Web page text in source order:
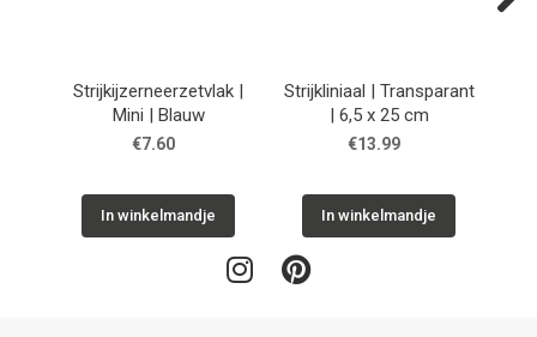
Strijkijzerneerzetvlak |
Mini | Blauw
€7.60
In winkelmandje
Strijkliniaal | Transparant
| 6,5 x 25 cm
€13.99
In winkelmandje